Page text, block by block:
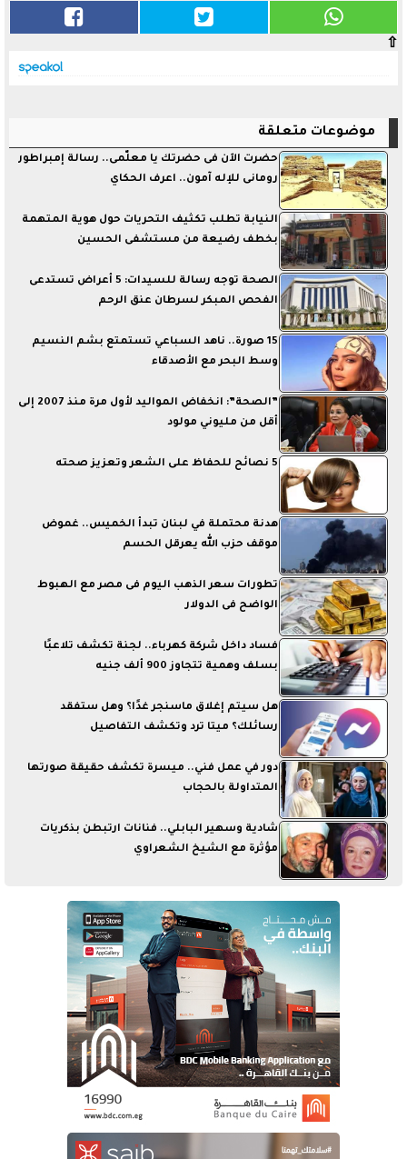
⇧
موضوعات متعلقة
حضرت الآن فى حضرتك يا معلّمى.. رسالة إمبراطور
رومانى للإله آمون.. اعرف الحكاي
النيابة تطلب تكثيف التحريات حول هوية المتهمة
بخطف رضيعة من مستشفى الحسين
الصحة توجه رسالة للسيدات: 5 أعراض تستدعى
الفحص المبكر لسرطان عنق الرحم
15 صورة.. ناهد السباعي تستمتع بشم النسيم
وسط البحر مع الأصدقاء
”الصحة”: انخفاض المواليد لأول مرة منذ 2007 إلى
أقل من مليوني مولود
5 نصائح للحفاظ على الشعر وتعزيز صحته
هدنة محتملة في لبنان تبدأ الخميس.. غموض
موقف حزب الله يعرقل الحسم
تطورات سعر الذهب اليوم فى مصر مع الهبوط
الواضح فى الدولار
فساد داخل شركة كهرباء.. لجنة تكشف تلاعبًا
بسلف وهمية تتجاوز 900 ألف جنيه
هل سيتم إغلاق ماسنجر غدًا؟ وهل ستفقد
رسائلك؟ ميتا ترد وتكشف التفاصيل
دور في عمل فني.. ميسرة تكشف حقيقة صورتها
المتداولة بالحجاب
شادية وسهير البابلي.. فنانات ارتبطن بذكريات
مؤثرة مع الشيخ الشعراوي